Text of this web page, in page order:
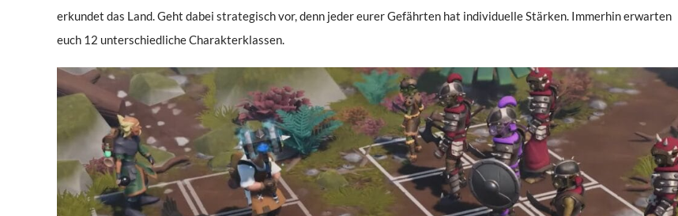
erkundet das Land. Geht dabei strategisch vor, denn jeder eurer Gefährten hat individuelle Stärken. Immerhin erwarten
euch 12 unterschiedliche Charakterklassen.